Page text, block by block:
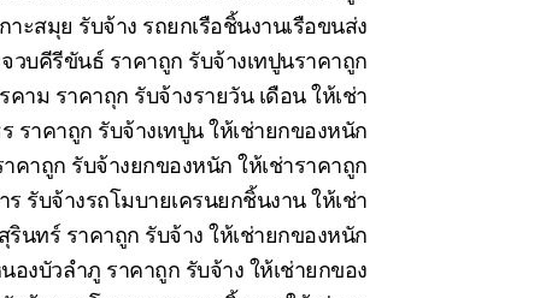
าะสมุย รับจ้าง รถยกเรือชิ้นงานเรือขนส่ง
วบคีรีขันธ์ ราคาถูก รับจ้างเทปูนราคาถูก
คาม ราคาถุก รับจ้างรายวัน เดือน ให้เช่า
ราคาถูก รับจ้างเทปูน ให้เช่ายกของหนัก
าคาถูก รับจ้างยกของหนัก ให้เช่าราคาถูก
ร รับจ้างรถโมบายเครนยกชิ้นงาน ให้เช่า
รินทร์ ราคาถูก รับจ้าง ให้เช่ายกของหนัก
องบัวลำภู ราคาถูก รับจ้าง ให้เช่ายกของ